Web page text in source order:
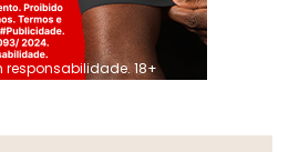
responsabilidade. 18+